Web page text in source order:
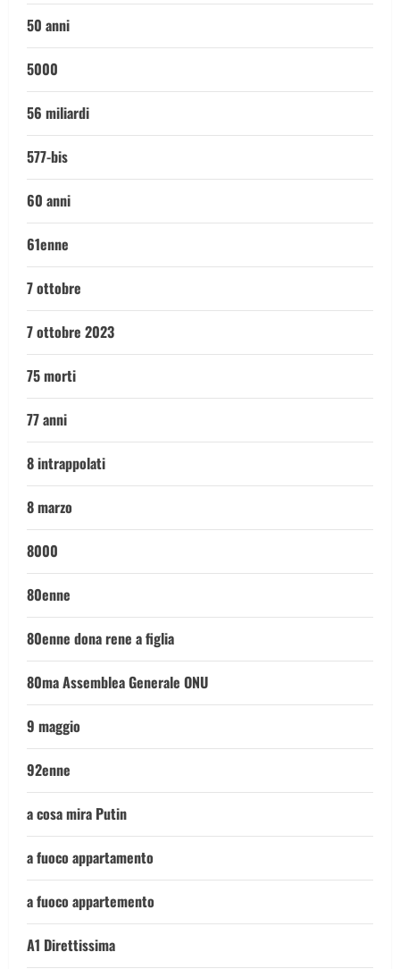
50 anni
5000
56 miliardi
577-bis
60 anni
61enne
7 ottobre
7 ottobre 2023
75 morti
77 anni
8 intrappolati
8 marzo
8000
80enne
80enne dona rene a figlia
80ma Assemblea Generale ONU
9 maggio
92enne
a cosa mira Putin
a fuoco appartamento
a fuoco appartemento
A1 Direttissima